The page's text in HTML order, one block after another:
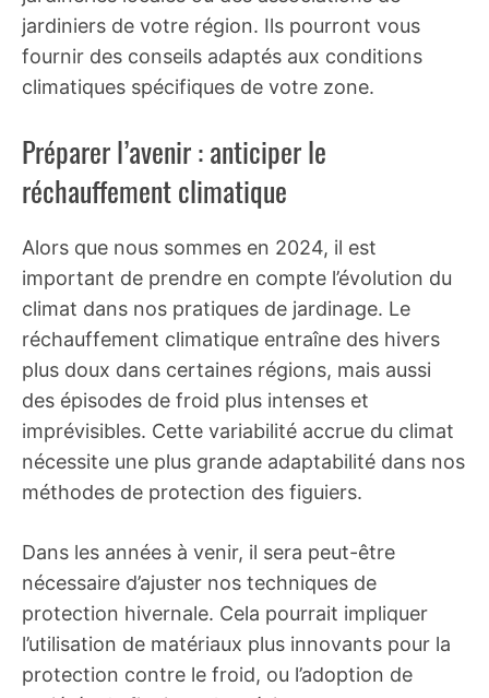
jardiniers de votre région. Ils pourront vous
fournir des conseils adaptés aux conditions
climatiques spécifiques de votre zone.
Préparer l’avenir : anticiper le
réchauffement climatique
Alors que nous sommes en 2024, il est
important de prendre en compte l’évolution du
climat dans nos pratiques de jardinage. Le
réchauffement climatique entraîne des hivers
plus doux dans certaines régions, mais aussi
des épisodes de froid plus intenses et
imprévisibles. Cette variabilité accrue du climat
nécessite une plus grande adaptabilité dans nos
méthodes de protection des figuiers.
Dans les années à venir, il sera peut-être
nécessaire d’ajuster nos techniques de
protection hivernale. Cela pourrait impliquer
l’utilisation de matériaux plus innovants pour la
protection contre le froid, ou l’adoption de